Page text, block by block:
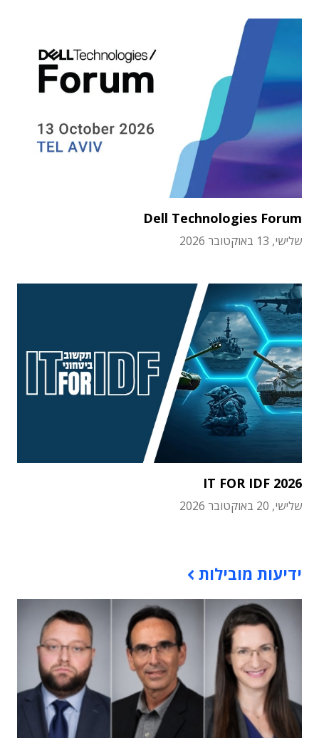
Dell Technologies Forum
שלישי, 13 באוקטובר 2026
IT FOR IDF 2026
שלישי, 20 באוקטובר 2026
ידיעות מובילות